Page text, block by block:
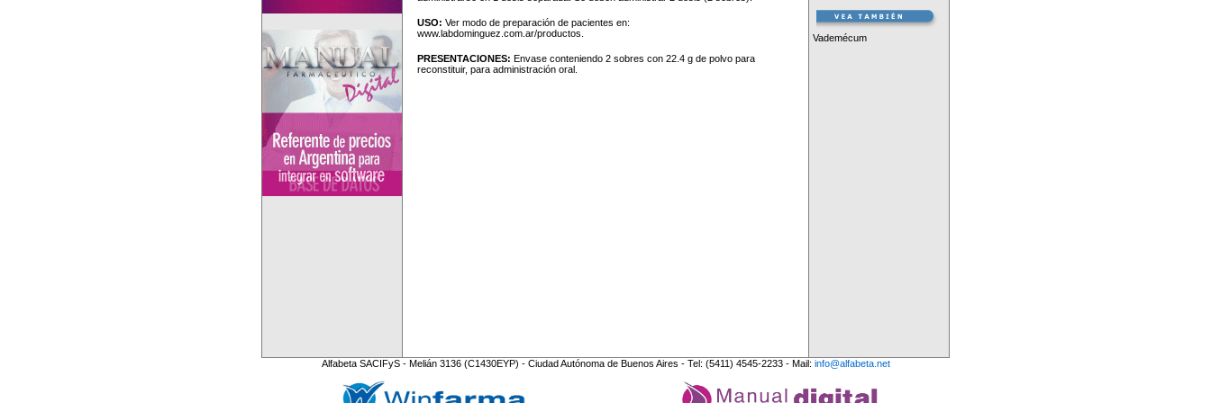
USO: Ver modo de preparación de pacientes en:
www.labdominguez.com.ar/productos.
PRESENTACIONES: Envase conteniendo 2 sobres con 22.4 g de polvo para
reconstituir, para administración oral.
Vademécum
Alfabeta SACIFyS - Melián 3136 (C1430EYP) - Ciudad Autónoma de Buenos Aires - Tel: (5411) 4545-2233 - Mail: info@alfabeta.net